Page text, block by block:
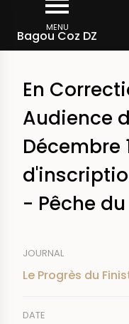
contenu
MENU
Bagou Coz DZ
d'Ariane
Rechercher dans
En
Audience
Décembre
- Pêche
JOURNAL
Le Progrès du
DATE